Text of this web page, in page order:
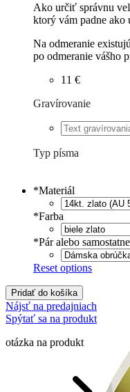
Ako určiť správnu
ktorý vám padne ako
Na odmeranie
po odmeranie vášho
11 €
Gravírovanie
Typ písma
*Materiál
*Farba
*Pár alebo samostatne
Reset options
Pridať do košíka
Nájsť na predajniach
Spýtať sa na produkt
otázka na produkt